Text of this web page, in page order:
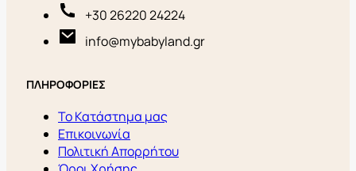
+30 26220 24224
info@mybabyland.gr
ΠΛΗΡΟΦΟΡΙΕΣ
Το Κατάστημα μας
Επικοινωνία
Πολιτική Απορρήτου